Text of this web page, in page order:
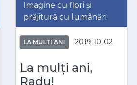
Imagine cu flori și
prăjitură cu lumânări
LA MULTI ANI 2019-10-02
La mulți ani,
Radu!